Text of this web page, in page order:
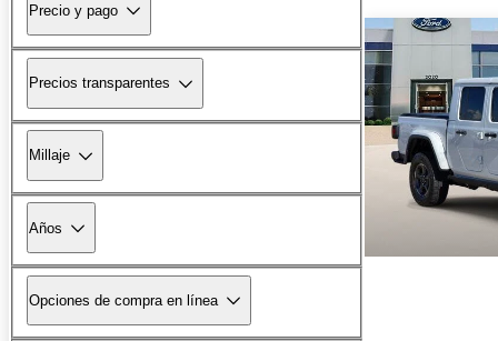
Precio y pago
Precios transparentes
Millaje
Años
Opciones de compra en línea